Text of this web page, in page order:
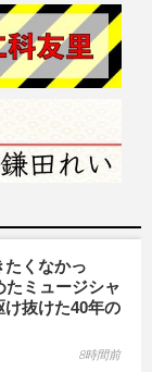
たくなかっ
たミュージシャ
抜けた40年の
8時間前